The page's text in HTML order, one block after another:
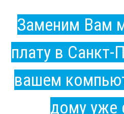
Заменим Вам
плату в Санкт-
вашем
дому уже